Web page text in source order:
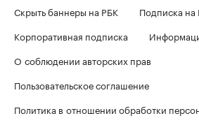
Скрыть баннеры на РБК
Подписка на
Корпоративная подписка
О соблюдении авторских прав
Пользовательское соглашение
Политика в отношении обработки